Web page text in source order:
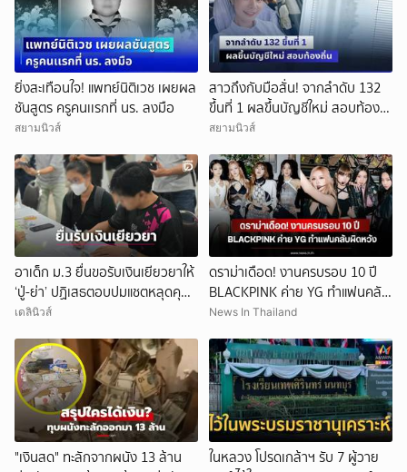
ยิ่งสะเทือนใจ! แพทย์นิติเวช เผยผล
ชันสูตร ครูคนเเรกที่ นร. ลงมือ
สยามนิวส์
สาวถึงกับมือสั่น! จากลำดับ 132
ขึ้นที่ 1 ผลขึ้นบัญชีใหม่ สอบท้อง
ถิ่น
สยามนิวส์
อาเด็ก ม.3 ยื่นขอรับเงินเยียวยาให้
‘ปู่-ย่า’ ปฏิเสธตอบปมแชตหลุดคุย
แม่ ‘ถูกกลั่นแกล้ง’
เดลินิวส์
ดราม่าเดือด! งานครบรอบ 10 ปี
BLACKPINK ค่าย YG ทำแฟนคลับ
ผิดหวัง
News In Thailand
"เงินสด" ทะลักจากผนัง 13 ล้าน
ในหลวง โปรดเกล้าฯ รับ 7 ผู้วาย